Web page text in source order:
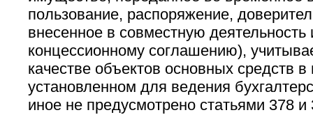
пользование, распоряжение,
внесенное в совместную
концессионному соглашению),
качестве объектов основных средств в
установленном для ведения
иное не предусмотрено статьями 378 и